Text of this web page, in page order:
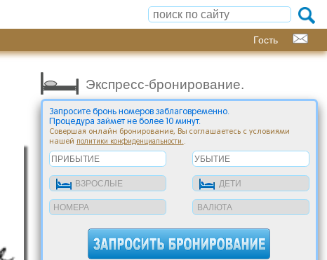
Гость
Экспресс-бронирование.
Запросите бронь номеров заблаговременно.
Процедура займет не более 10 минут.
Совершая онлайн бронирование, Вы соглашаетесь с условиями
нашей
политики конфиденциальности. .